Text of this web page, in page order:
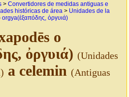
> Convertidores de medidas antiguas e
históricas de área > Unidades de la
ὀργυιά)
o
ὀργυιά) (Unidades
a celemin (Antiguas